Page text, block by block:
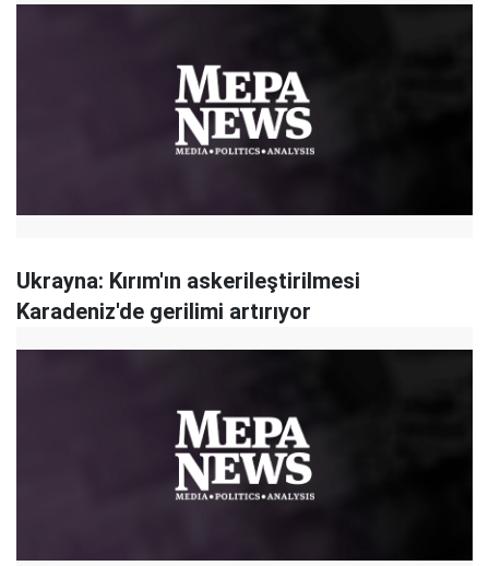
Ukrayna: Kırım'ın askerileştirilmesi
Karadeniz'de gerilimi artırıyor